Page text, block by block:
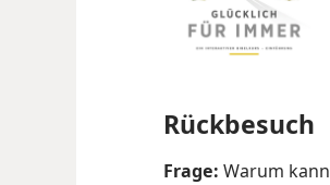
Rückbesuch
Frage: Warum